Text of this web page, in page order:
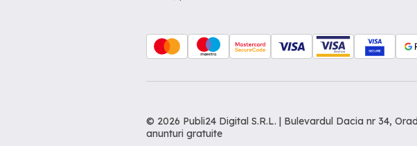
© 2026 Publi24 Digital S.R.L. | Bulevardul Dacia nr 34,
anunturi gratuite